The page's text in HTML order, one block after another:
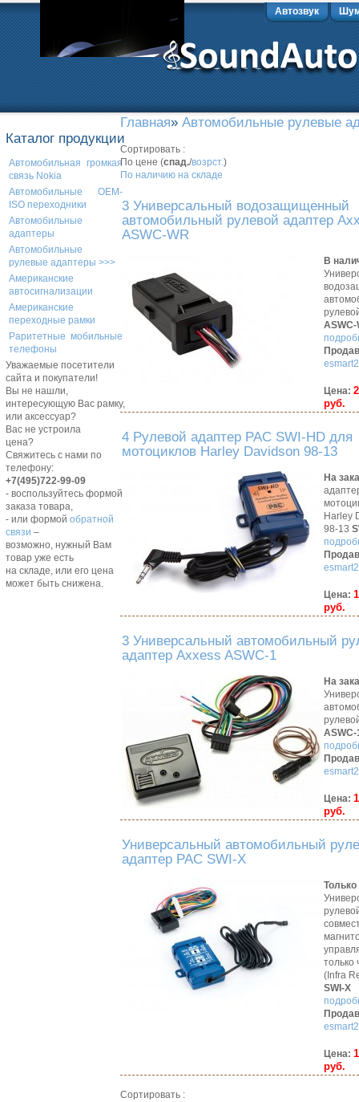
Автозвук
Каталог продукции
Автомобильная громкая
связь Nokia
Автомобильные OEM-
ISO переходники
Автомобильные
адаптеры
Автомобильные
рулевые адаптеры >>>
Американские
автосигнализации
Американские
переходные рамки
Раритетные мобильные
телефоны
Уважаемые посетители
сайта и покупатели!
Вы не нашли,
интересующую Вас рамку,
или аксессуар?
Вас не устроила
цена?
Свяжитесь с нами по
телефону:
+7(495)722-99-09
- воспользуйтесь формой
заказа товара,
- или формойобратной
связи –
возможно, нужный Вам
товар уже есть
на складе, или его цена
может быть снижена.
Главная» Автомобильные рулевые
Сортировать :
По цене (спад./возрст.)
По наличию на складе
3 Универсальный водозащищенный
автомобильный рулевой адаптер
ASWC-WR
В
ASWC-
esmart2
Цена:
руб.
4 Рулевой адаптер PAC SWI-HD для
мотоциклов Harley Davidson 98-13
На
Harley
98-13
esmart2
Цена:
руб.
3 Универсальный автомобильный
адаптер Axxess ASWC-1
На
ASWC-
esmart2
Цена:
руб.
Универсальный автомобильный
адаптер PAC SWI-X
Только
только
(Infra
SWI-X
esmart2
Цена:
руб.
Сортировать :